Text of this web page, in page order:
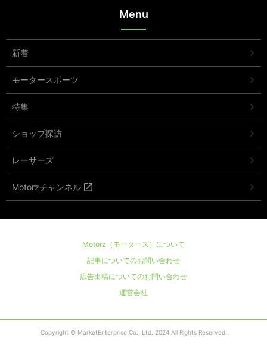
Menu
新着
モータースポーツ
特集
ショップ探訪
レーサーズ
Motorzチャンネル
Motorz（モーターズ）について
記事についてのお問い合わせ
広告出稿についてのお問い合わせ
運営会社
Copyright © MarketEnterprise Co., Ltd. 2024 All Rights Reserved.